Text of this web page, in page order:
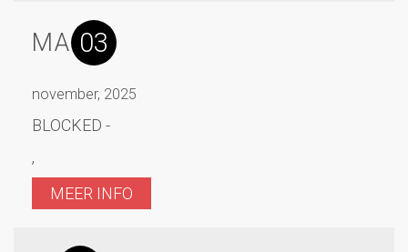
MA 03
november, 2025
BLOCKED -
,
MEER INFO